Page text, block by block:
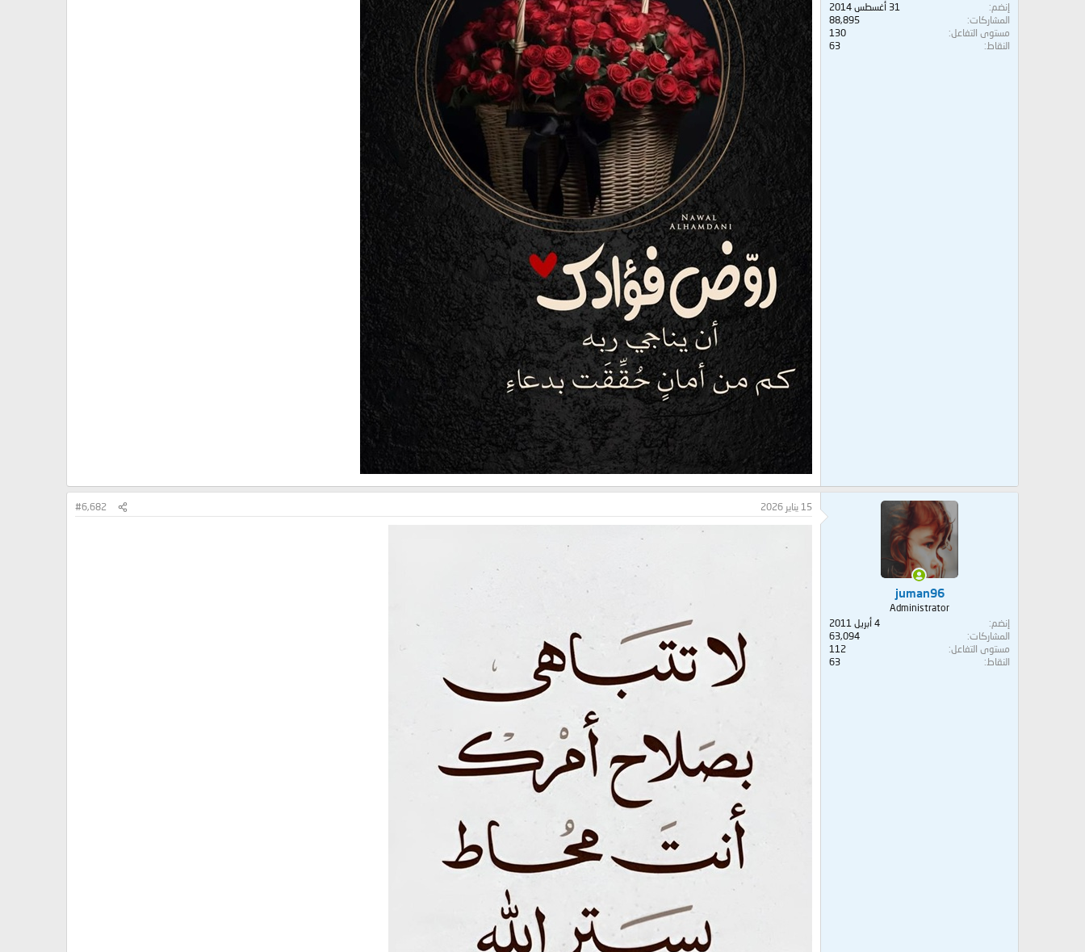
إنضم
31 أغسطس 2014
المشاركات
88,895
مستوى التفاعل
130
النقاط
63
juman96
Administrator
إنضم
4 أبريل 2011
المشاركات
63,094
مستوى التفاعل
112
النقاط
63
15 يناير 2026 #6,682